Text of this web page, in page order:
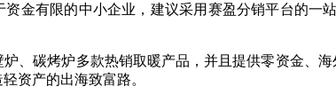
金有限的中小企业，建议采用赛盈分销平台的一
、碳烤炉多款热销取暖产品，并且提供零资金、
资产的出海致富路。